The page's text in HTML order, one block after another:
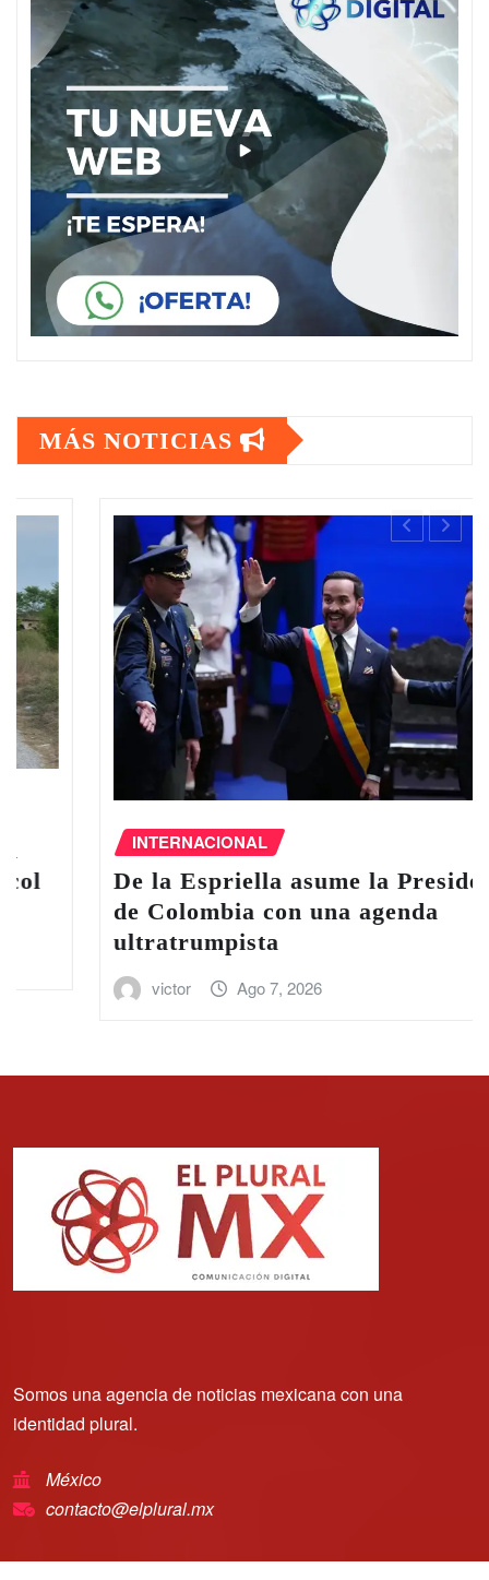
MÁS NOTICIAS
INTERNACIONAL
De la Espriella asume la Presidencia
de Colombia con una agenda
ultratrumpista
Ago 7, 2026
Somos una agencia de noticias mexicana con una
identidad plural.
México
contacto@elplural.mx